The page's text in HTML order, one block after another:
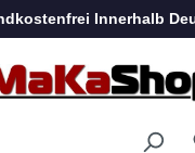
springen Innerhalb